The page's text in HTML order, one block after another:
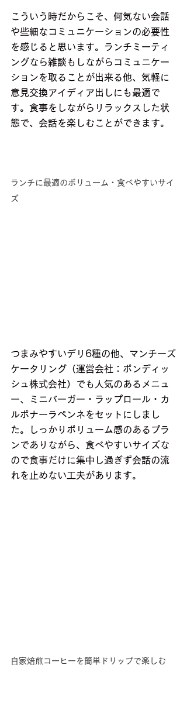
こういう時だからこそ、何気ない会話
や些細なコミュニケーションの必要性
を感じると思います。ランチミーティ
ングなら雑談もしながらコミュニケー
ションを取ることが出来る他、気軽に
意見交換アイディア出しにも最適で
す。食事をしながらリラックスした状
態で、会話を楽しむことができます。
ランチに最適のボリューム・食べやすいサイ
ズ
つまみやすいデリ6種の他、マンチーズ
ケータリング（運営会社：ボンディッ
シュ株式会社）でも人気のあるメニュ
ー、ミニバーガー・ラップロール・カ
ルボナーラペンネをセットにしまし
た。しっかりボリューム感のあるプラ
ンでありながら、食べやすいサイズな
ので食事だけに集中し過ぎず会話の流
れを止めない工夫があります。
自家焙煎コーヒーを簡単ドリップで楽しむ